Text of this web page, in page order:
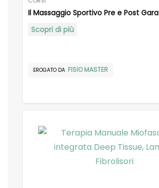
Il Massaggio Sportivo Pre e Post Gara
Scopri di più
EROGATO DA FISIO MASTER